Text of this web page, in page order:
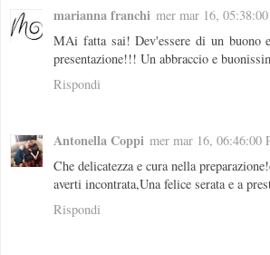
marianna franchi mer mar 16,
MAi fatta sai! Dev'essere di un buono
presentazione!!! Un abbraccio e
Rispondi
Antonella Coppi mer mar 16, 06:46:00
Che delicatezza e cura nella
averti incontrata,Una felice serata e a
Rispondi